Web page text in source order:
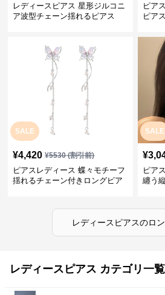
レディースピアス 星形ジルコニ
ア波型チェーン揺れるピアス
ピア
ピア
SALE
¥4,420 ¥5530(割引前)
ピアスレディース 蝶々モチーフ
揺れるチェーン付きロングピア
SALE
¥
ピア
纏う
レディースピアスのロ
レディースピアス カテゴリ一覧